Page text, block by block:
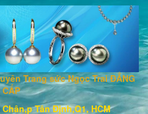
Trang sức Ngọc Trai ĐẲNG
CẤP
Tân Định,Q1, HCM